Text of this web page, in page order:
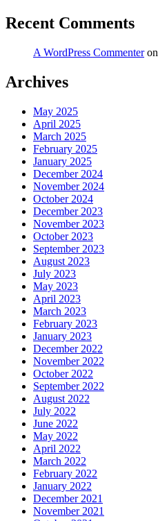
Recent Comments
A WordPress Commenteron
Archives
May 2025
April 2025
March 2025
February 2025
January 2025
December 2024
November 2024
October 2024
December 2023
November 2023
October 2023
September 2023
August 2023
July 2023
May 2023
April 2023
March 2023
February 2023
January 2023
December 2022
November 2022
October 2022
September 2022
August 2022
July 2022
June 2022
May 2022
April 2022
March 2022
February 2022
January 2022
December 2021
November 2021